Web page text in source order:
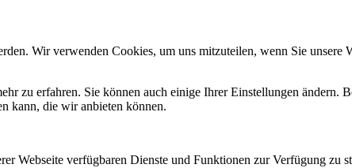
Wir verwenden Cookies, um uns mitzuteilen, wenn Sie unsere
zu erfahren. Sie können auch einige Ihrer Einstellungen ändern.
kann, die wir anbieten können.
Webseite verfügbaren Dienste und Funktionen zur Verfügung zu